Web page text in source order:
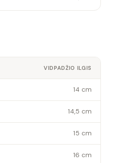
VIDPADŽIO ILGIS
14 cm
14,5 cm
15 cm
16 cm